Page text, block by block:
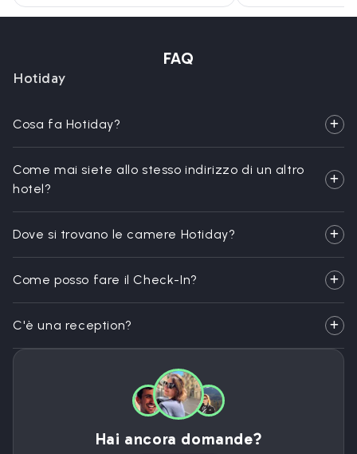
FAQ
Hotiday
Cosa fa Hotiday?
Come mai siete allo stesso indirizzo di un altro
hotel?
Dove si trovano le camere Hotiday?
Come posso fare il Check-In?
C'è una reception?
Hai ancora domande?